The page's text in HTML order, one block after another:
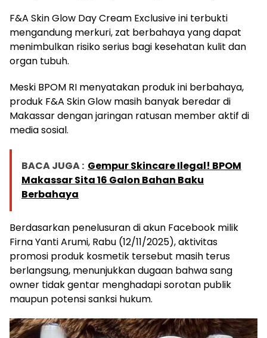
F&A Skin Glow Day Cream Exclusive ini terbukti
mengandung merkuri, zat berbahaya yang dapat
menimbulkan risiko serius bagi kesehatan kulit dan
organ tubuh.
Meski BPOM RI menyatakan produk ini berbahaya,
produk F&A Skin Glow masih banyak beredar di
Makassar dengan jaringan ratusan member aktif di
media sosial.
BACA JUGA : Gempur Skincare Ilegal! BPOM
Makassar Sita 16 Galon Bahan Baku
Berbahaya
Berdasarkan penelusuran di akun Facebook milik
Firna Yanti Arumi, Rabu (12/11/2025), aktivitas
promosi produk kosmetik tersebut masih terus
berlangsung, menunjukkan dugaan bahwa sang
owner tidak gentar menghadapi sorotan publik
maupun potensi sanksi hukum.